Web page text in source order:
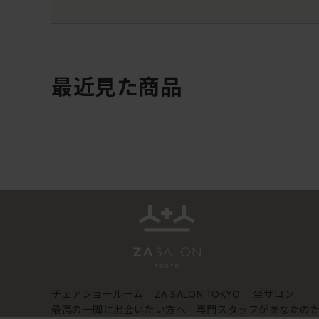
最近見た商品
チェアショールーム ZA SALON TOKYO
坐サロン
最高の一脚に出会いたい方へ 専門スタッフがあなたの